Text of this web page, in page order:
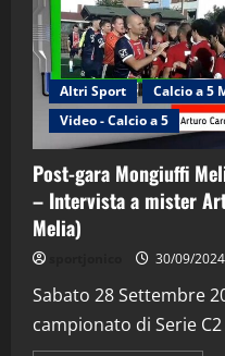
Altri Sport Calcio a 5
Video - Calcio a 5
Post-gara Mongiuffi
– Intervista a mister
Melia)
30/09/2024
Sabato 28 Settembre
campionato di Serie
2 28/